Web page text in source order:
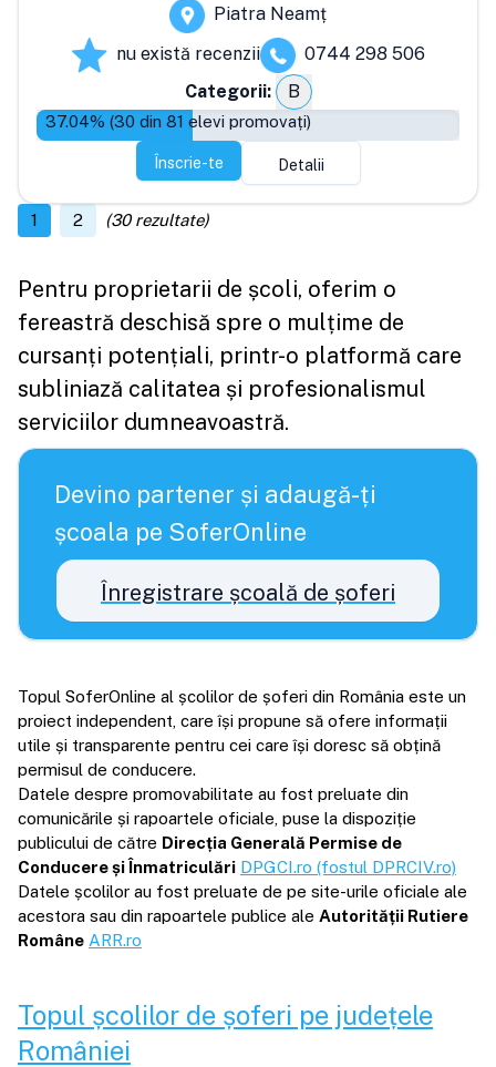
Piatra Neamț
nu există recenzii
0744 298 506
Categorii:
B
37.04% (30 din 81 elevi promovați)
Înscrie-te Detalii
1 2 (30rezultate)
Pentru proprietarii de școli, oferim o
fereastră deschisă spre o mulțime de
cursanți potențiali, printr-o platformă care
subliniază calitatea și profesionalismul
serviciilor dumneavoastră.
Devino partener și adaugă-ți
școala pe SoferOnline
Înregistrare școală de șoferi
Topul SoferOnline al școlilor de șoferi din România este un
proiect independent, care își propune să ofere informații
utile și transparente pentru cei care își doresc să obțină
permisul de conducere.
Datele despre promovabilitate au fost preluate din
comunicările și rapoartele oficiale, puse la dispoziție
publicului de către Direcția Generală Permise de
Conducere și Înmatriculări DPGCI.ro (fostul DPRCIV.ro)
Datele școlilor au fost preluate de pe site-urile oficiale ale
acestora sau din rapoartele publice ale Autorității Rutiere
Române ARR.ro
Topul școlilor de șoferi pe județele
României